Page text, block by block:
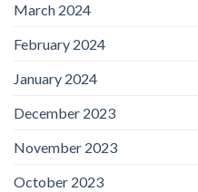
March 2024
February 2024
January 2024
December 2023
November 2023
October 2023